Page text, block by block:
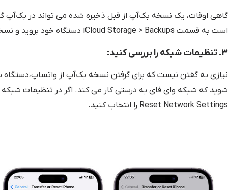
گاهی اوقات، یک نسخه بک‌آپ از قبل ذخیره شده می تواند در بک‌آپ
است به قسمت iCloud Storage > Backups دستگاه خود بروید و نسخه های بک‌آپ موجود را از آن حذف کنید.
۳. تنظیمات شبکه را بررسی کنید:
نیازی به گفتن نیست که برای گرفتن نسخه بک‌آپ از واتساپ،دستگاه
Reset Network Settings را انتخاب کنید.